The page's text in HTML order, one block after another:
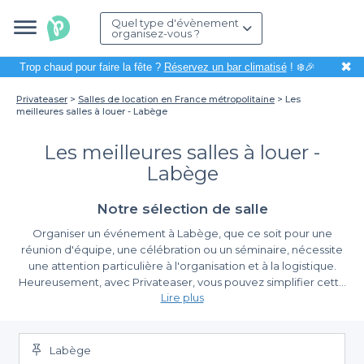
Quel type d'évènement
organisez-vous ?
Trop chaud pour faire la fête ? Réservez un bar climatisé! ❄️🎉 ✖
Privateaser Salles de location en France métropolitaine
Les
meilleures salles à louer - Labège
Les meilleures salles à louer -
Labège
Notre sélection de salle
Organiser un événement à Labège, que ce soit pour une
réunion d'équipe, une célébration ou un séminaire, nécessite
une attention particulière à l'organisation et à la logistique.
Heureusement, avec Privateaser, vous pouvez simplifier cette
tâche et vous concentrer sur ce qui compte réellement :
ambiance dynamique et sa proximité avec Toulouse, offre une
variété de salles adaptées à tous types d'événements.
La simplicité de la réservation avec Privateaser
Sur notre plateforme, nous vous proposons une large sélection
Lire plus
Labège